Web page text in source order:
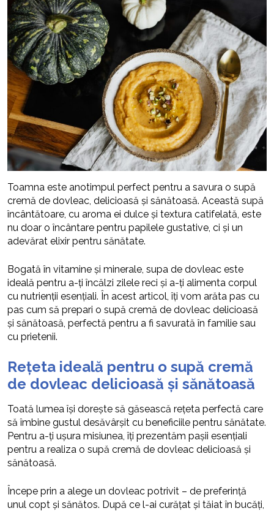
Toamna este anotimpul perfect pentru a savura o supă
cremă de dovleac, delicioasă și sănătoasă. Această supă
încântătoare, cu aroma ei dulce și textura catifelată, este
nu doar o încântare pentru papilele gustative, ci și un
adevărat elixir pentru sănătate.
Bogată în vitamine și minerale, supa de dovleac este
ideală pentru a-ți încălzi zilele reci și a-ți alimenta corpul
cu nutrienții esențiali. În acest articol, îți vom arăta pas cu
pas cum să prepari o supă cremă de dovleac delicioasă
și sănătoasă, perfectă pentru a fi savurată în familie sau
cu prietenii.
Rețeta ideală pentru o supă cremă
de dovleac delicioasă și sănătoasă
Toată lumea își dorește să găsească rețeta perfectă care
să îmbine gustul desăvârșit cu beneficiile pentru sănătate.
Pentru a-ți ușura misiunea, îți prezentăm pașii esențiali
pentru a realiza o supă cremă de dovleac delicioasă și
sănătoasă.
Începe prin a alege un dovleac potrivit – de preferință
unul copt și sănătos. După ce l-ai curățat și tăiat în bucăți,